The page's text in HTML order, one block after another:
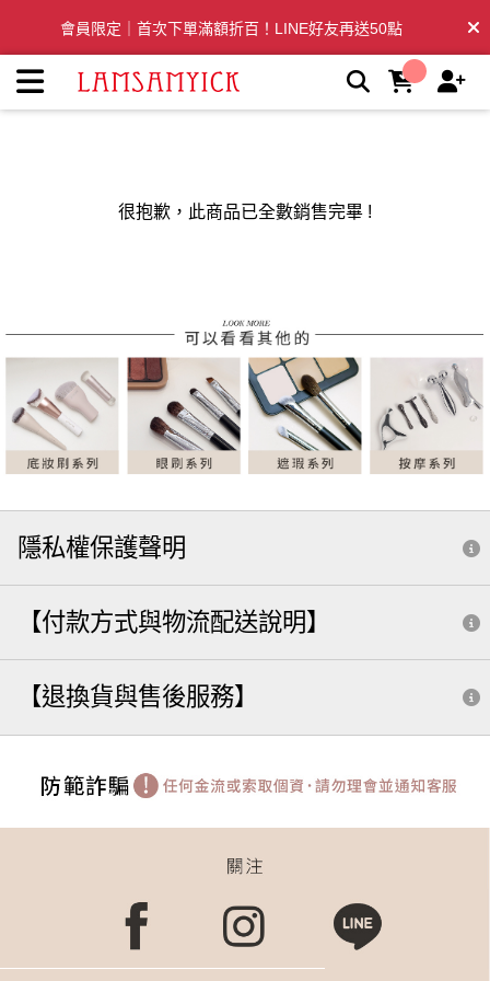
妝刷具
會員限定｜首次下單滿額折百！LINE好友再送50點
全台滿千免運🛒訂單付款後3~5日內出貨
很抱歉，此商品已全數銷售完畢 !
隱私權保護聲明
【付款方式與物流配送說明】
【退換貨與售後服務】